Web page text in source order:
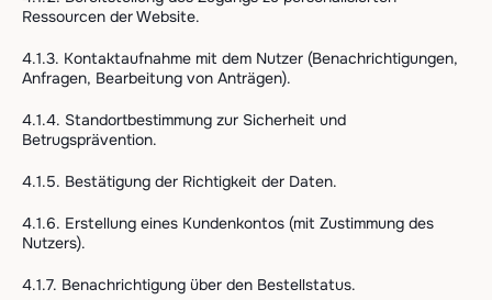
Ressourcen der Website.
4.1.3. Kontaktaufnahme mit dem Nutzer (Benachrichtigungen,
Anfragen, Bearbeitung von Anträgen).
4.1.4. Standortbestimmung zur Sicherheit und
Betrugsprävention.
4.1.5. Bestätigung der Richtigkeit der Daten.
4.1.6. Erstellung eines Kundenkontos (mit Zustimmung des
Nutzers).
4.1.7. Benachrichtigung über den Bestellstatus.